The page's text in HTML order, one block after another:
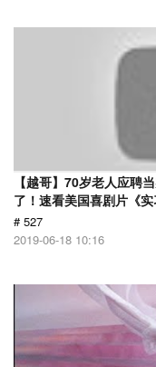
【越哥】70岁老人应聘
了！速看美国喜剧片《实
# 527
2019-06-18 10:16